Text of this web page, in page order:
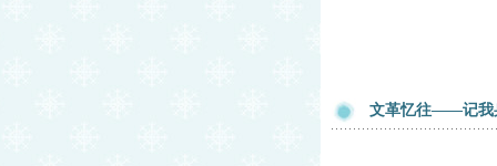
文革忆往——记我